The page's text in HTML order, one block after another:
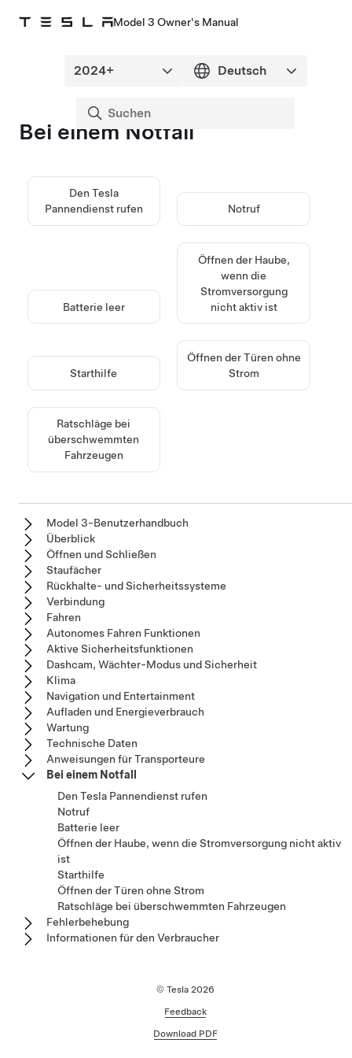
Model 3 Owner's Manual
Bei einem Notfall
Den Tesla
Pannendienst rufen
Notruf
Batterie leer
Öffnen der Haube,
wenn die
Stromversorgung
nicht aktiv ist
Starthilfe
Öffnen der Türen ohne
Strom
Ratschläge bei
überschwemmten
Fahrzeugen
Model 3-Benutzerhandbuch
Überblick
Öffnen und Schließen
Staufächer
Rückhalte- und Sicherheitssysteme
Verbindung
Fahren
Autonomes Fahren Funktionen
Aktive Sicherheitsfunktionen
Dashcam, Wächter-Modus und Sicherheit
Klima
Navigation und Entertainment
Aufladen und Energieverbrauch
Wartung
Technische Daten
Anweisungen für Transporteure
Bei einem Notfall
Den Tesla Pannendienst rufen
Notruf
Batterie leer
Öffnen der Haube, wenn die Stromversorgung nicht aktiv
ist
Starthilfe
Öffnen der Türen ohne Strom
Ratschläge bei überschwemmten Fahrzeugen
Fehlerbehebung
Informationen für den Verbraucher
© Tesla 2026
Feedback
Download PDF